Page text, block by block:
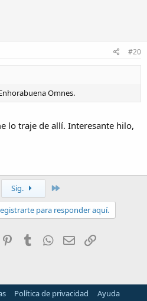
#20
Omnes.
lo traje de allí. Interesante hilo,
Sig.
para responder aquí.
PinterestTumblrWhatsApp
Email
Política de privacidad
Ayuda